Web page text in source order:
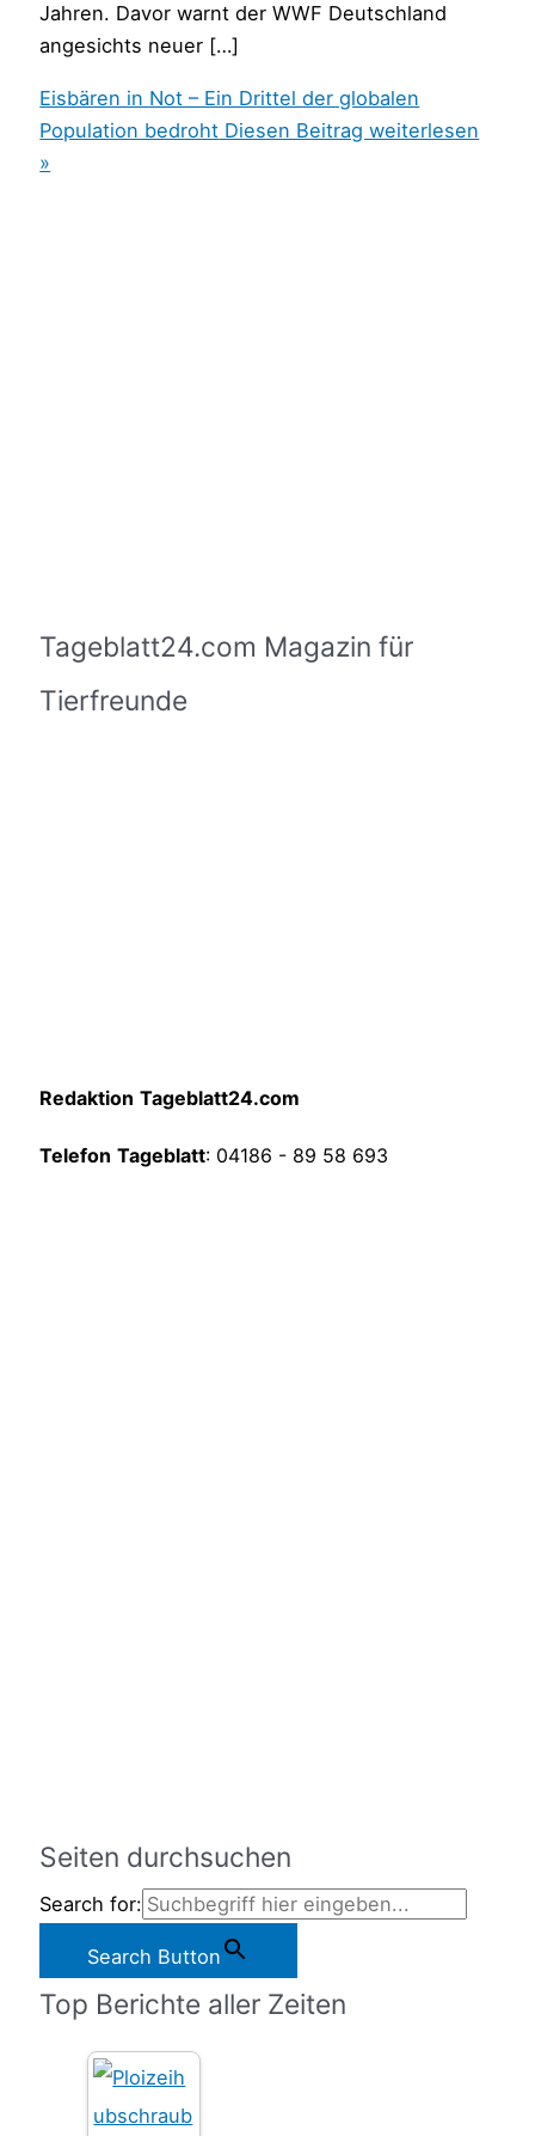
Jahren. Davor warnt der WWF Deutschland
angesichts neuer […]
Eisbären in Not – Ein Drittel der globalen
Population bedroht Diesen Beitrag weiterlesen
»
Tageblatt24.com Magazin für
Tierfreunde
Redaktion Tageblatt24.com
Telefon Tageblatt: 04186 - 89 58 693
Seiten durchsuchen
Search for:
Search Button
Top Berichte aller Zeiten